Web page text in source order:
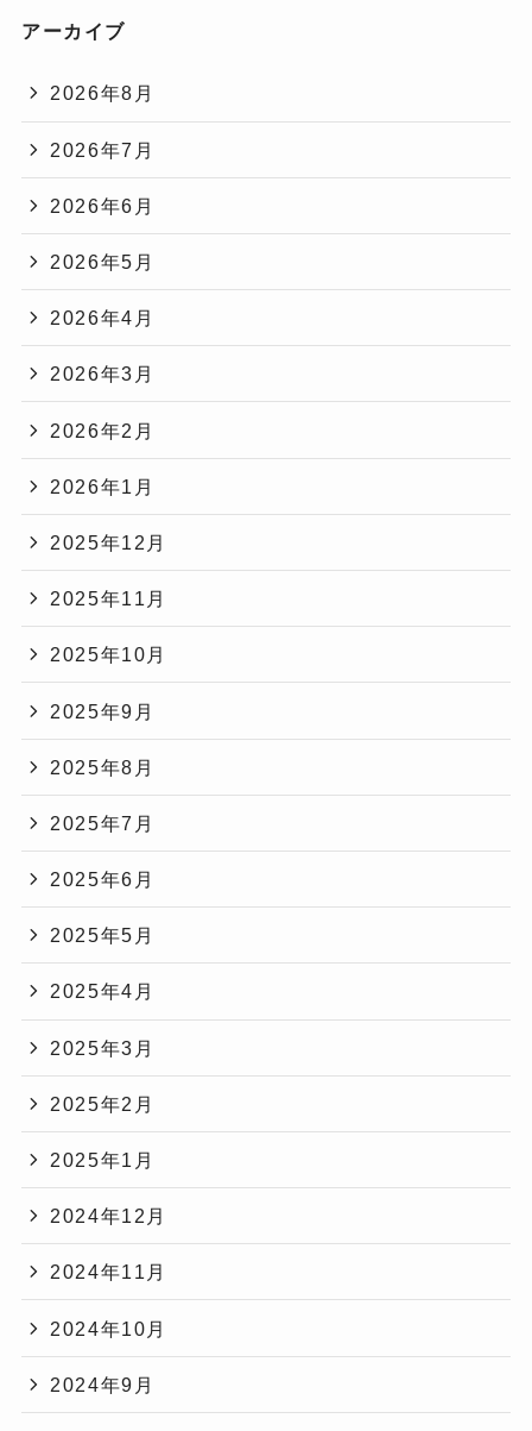
アーカイブ
2026年8月
2026年7月
2026年6月
2026年5月
2026年4月
2026年3月
2026年2月
2026年1月
2025年12月
2025年11月
2025年10月
2025年9月
2025年8月
2025年7月
2025年6月
2025年5月
2025年4月
2025年3月
2025年2月
2025年1月
2024年12月
2024年11月
2024年10月
2024年9月